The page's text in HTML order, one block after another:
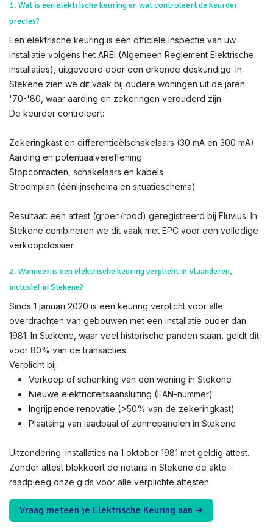
1. Wat is een elektrische keuring en wat controleert de keurder
precies?
Een elektrische keuring is een officiële inspectie van uw
installatie volgens het AREI (Algemeen Reglement Elektrische
Installaties), uitgevoerd door een erkende deskundige. In
Stekene zien we dit vaak bij oudere woningen uit de jaren
'70-'80, waar aarding en zekeringen verouderd zijn.
De keurder controleert:
Zekeringkast en differentieëlschakelaars (30 mA en 300 mA)
Aarding en potentiaalvereffening
Stopcontacten, schakelaars en kabels
Stroomplan (éénlijnschema en situatieschema)
Resultaat: een attest (groen/rood) geregistreerd bij Fluvius. In
Stekene combineren we dit vaak met EPC voor een volledige
verkoopdossier.
2. Wanneer is een elektrische keuring verplicht in Vlaanderen,
inclusief in Stekene?
Sinds 1 januari 2020 is een keuring verplicht voor alle
overdrachten van gebouwen met een installatie ouder dan
1981. In Stekene, waar veel historische panden staan, geldt dit
voor 80% van de transacties.
Verplicht bij:
Verkoop of schenking van een woning in Stekene
Nieuwe elektriciteitsaansluiting (EAN-nummer)
Ingrijpende renovatie (>50% van de zekeringkast)
Plaatsing van laadpaal of zonnepanelen in Stekene
Uitzondering: installaties na 1 oktober 1981 met geldig attest.
Zonder attest blokkeert de notaris in Stekene de akte –
raadpleeg onze gids voor alle verplichte attesten.
Vraag meteen je Elektrische Keuring aan ➜